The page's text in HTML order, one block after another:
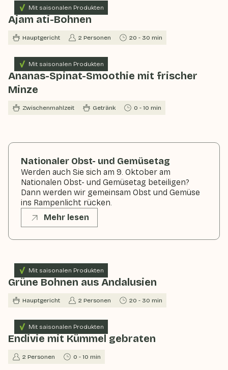
Mit saisonalen Produkten
Ajam ati-Bohnen
Hauptgericht 2 Personen 20 - 30 min
Mit saisonalen Produkten
Ananas-Spinat-Smoothie mit frischer
Minze
Zwischenmahlzeit Getränk 0 - 10 min
Nationaler Obst- und Gemüsetag
Werden auch Sie sich am 9. Oktober am
Nationalen Obst- und Gemüsetag beteiligen?
Dann werden wir gemeinsam Obst und Gemüse
ins Rampenlicht rücken.
Mehr lesen
Mit saisonalen Produkten
Grüne Bohnen aus Andalusien
Hauptgericht 2 Personen 20 - 30 min
Mit saisonalen Produkten
Endivie mit Kümmel gebraten
2 Personen 0 - 10 min